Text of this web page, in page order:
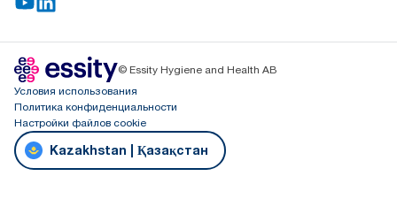
© Essity Hygiene and Health AB
Условия использования
Политика конфиденциальности
Настройки файлов cookie
Kazakhstan | Қазақстан